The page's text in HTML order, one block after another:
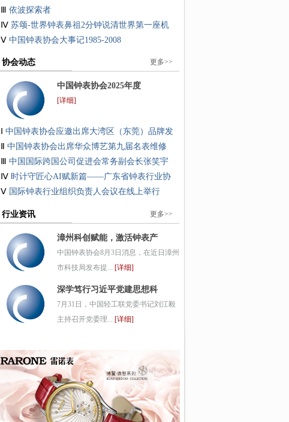
有限
依波探索者
Ⅳ 苏颂-世界钟表鼻祖2分钟说清世界第一座机
械
Ⅴ 中国钟表协会大事记1985-2008
协会动态 更多>>
中国钟表协会2025年度
[详细]
中国钟表协会应邀出席大湾区（东莞）品牌发
展中国钟表协会出席华众博艺第九届名表维修
技术
中国国际跨国公司促进会常务副会长张笑宇
接受
Ⅳ 时计守匠心AI赋新篇——广东省钟表行业协
会
Ⅴ 国际钟表行业组织负责人会议在线上举行
行业资讯 更多>>
漳州科创赋能，激活钟表产
中国钟表协会8月3日消息，在近日漳州
市科技局发布提... [详细]
深学笃行习近平党建思想科
7月31日，中国轻工联党委书记刘江毅
主持召开党委理... [详细]